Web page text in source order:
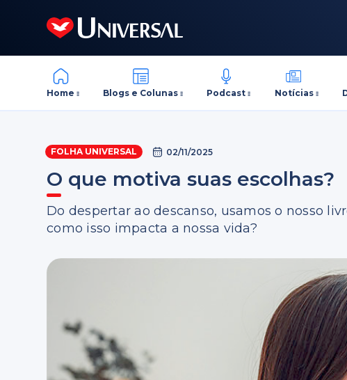
Home Blogs e Colunas Podcast Notícias
FOLHA UNIVERSAL 02/11/2025
O que motiva suas escolhas?
Do despertar ao descanso, usamos o nosso
como isso impacta a nossa vida?